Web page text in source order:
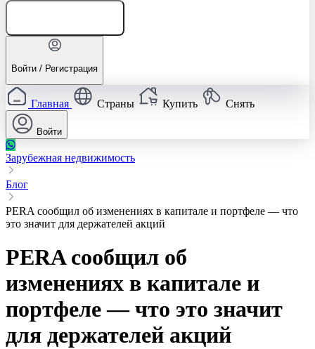
Войти / Регистрация
Главная Страны Купить Снять
Войти
Зарубежная недвижимость
Блог
PERA сообщил об изменениях в капитале и портфеле — что
это значит для держателей акций
PERA сообщил об
изменениях в капитале и
портфеле — что это значит
для держателей акций